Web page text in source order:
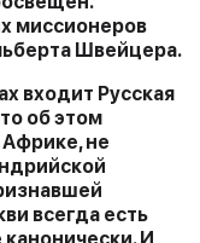
миссионеров
Швейцера.
входит Русская
об этом
не
всегда есть